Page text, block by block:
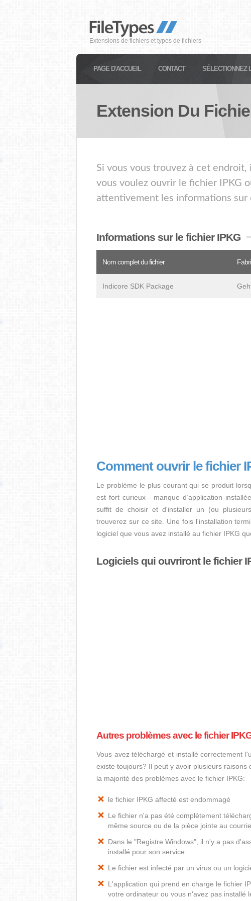
Extensions de fichiers et types de fichiers
PAGE D'ACCUEIL CONTACT SÉLECTIONNEZ
Extension Du
Si vous vous trouvez à cet
vous voulez ouvrir le fichier IPKG
attentivement les informations sur
Informations sur le fichier IPKG
Nom complet du fichier
Indicore SDK Package
Comment ouvrir le fichier
Le problème le plus courant qui se produit
est fort curieux - manque d’application
suffit de choisir et d'installer un (ou
trouverez sur ce site. Une fois l'installation
logiciel que vous avez installé au fichier IPKG
Logiciels qui ouvriront le fichier
Autres problèmes avec le fichier
Vous avez téléchargé et installé correctement
existe toujours? Il peut y avoir plusieurs
la majorité des problèmes avec le fichier IPKG:
le fichier IPKG affecté est endommagé
Le fichier n'a pas été complètement
même source ou de la pièce jointe au
Dans le "Registre Windows", il n'y a pas
installé pour son service
Le fichier est infecté par un virus ou un
L'application qui prend en charge le fichier
votre ordinateur ou vous n'avez pas installé